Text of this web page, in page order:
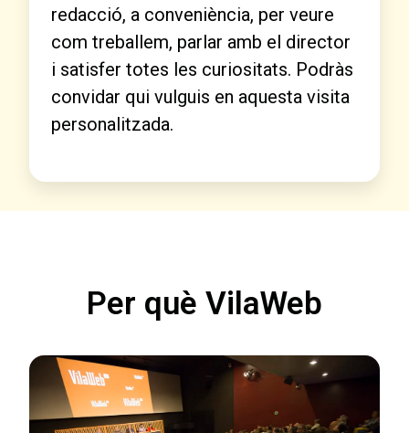
redacció, a conveniència, per veure
com treballem, parlar amb el director
i satisfer totes les curiositats. Podràs
convidar qui vulguis en aquesta visita
personalitzada.
Per què VilaWeb